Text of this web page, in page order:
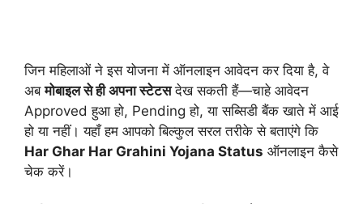
जिन महिलाओं ने इस योजना में ऑनलाइन आवेदन कर दिया है, वे
अबमोबाइल से ही अपना स्टेटसदेख सकती हैं—चाहे आवेदन
Approved हुआ हो, Pending हो, या सब्सिडी बैंक खाते में आई
हो या नहीं। यहाँ हम आपको बिल्कुल सरल तरीके से बताएंगे कि
Har Ghar Har Grahini Yojana Status ऑनलाइन कैसे
चेक करें।